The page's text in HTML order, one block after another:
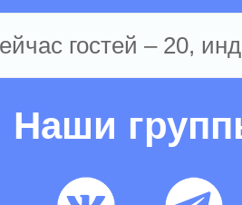
гостей – 20,
Наши